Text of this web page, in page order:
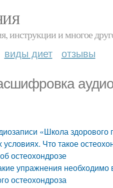
инструкции и многое
виды диет отзывы
«Школа здорового
Что такое
остеохондрозе
упражнения
остеохондроза